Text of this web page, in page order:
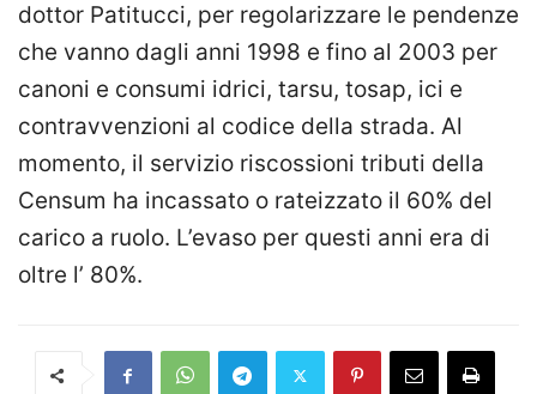
dottor Patitucci, per regolarizzare le pendenze
che vanno dagli anni 1998 e fino al 2003 per
canoni e consumi idrici, tarsu, tosap, ici e
contravvenzioni al codice della strada. Al
momento, il servizio riscossioni tributi della
Censum ha incassato o rateizzato il 60% del
carico a ruolo. L’evaso per questi anni era di
oltre l’ 80%.